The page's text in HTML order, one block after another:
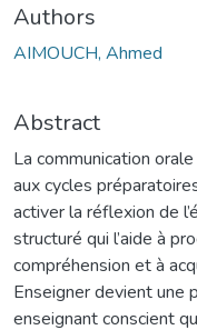
Authors
AIMOUCH, Ahmed
Abstract
La communication
aux cycles
activer la réflexion de
structuré qui l’aide à
compréhension et à
Enseigner devient une
enseignant conscient